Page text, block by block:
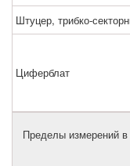
Штуцер, трибко-
Циферблат
Пределы измерений